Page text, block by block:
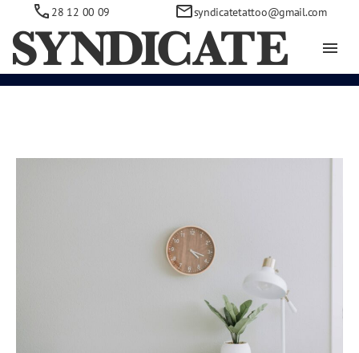
28 12 00 09 syndicatetattoo@gmail.com
Forfatter:Work Digital